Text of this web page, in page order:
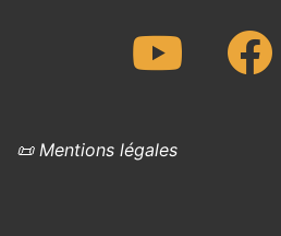
Youtube
📜 Mentions légales